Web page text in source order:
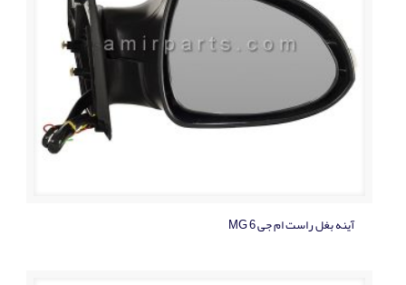
آینه بغل راست ام جی MG 6